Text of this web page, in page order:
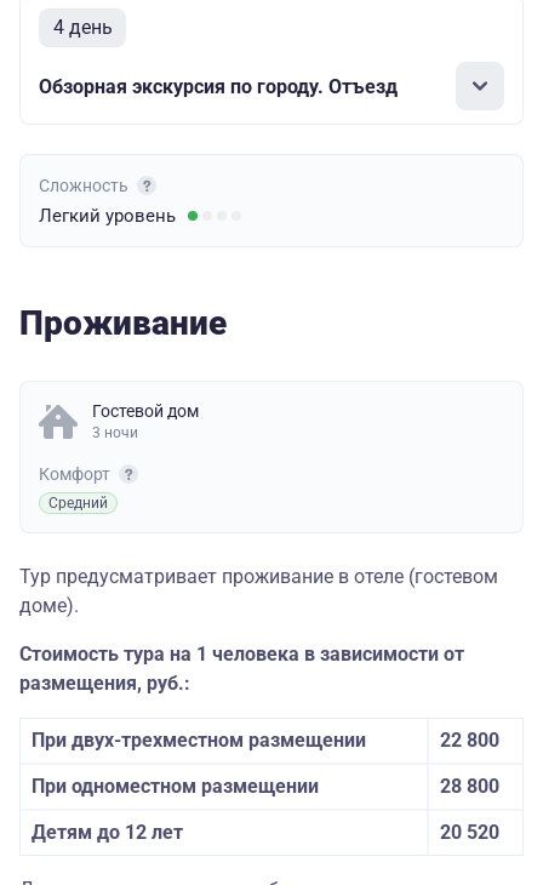
4 день
Обзорная экскурсия по городу. Отъезд
Сложность
Легкий уровень
Проживание
Гостевой дом
3 ночи
Комфорт
Средний
Тур предусматривает проживание в отеле (гостевом
доме).
Стоимость тура на 1 человека в зависимости от
размещения, руб.:
При двух-трехместном размещении
22 800
При одноместном размещении
28 800
Детям до 12 лет
20 520